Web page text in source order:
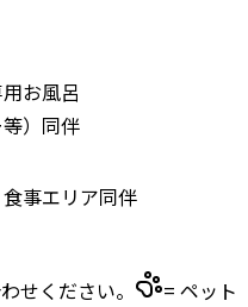
お風呂
）同伴
事エリア同伴
せください。
= ペット